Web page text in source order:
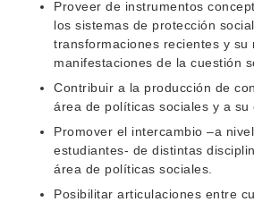
Proveer de instrumentos
los sistemas de protección
transformaciones recientes y su
manifestaciones de la cuestión
Contribuir a la producción de
área de políticas sociales y a su
Promover el intercambio –a
estudiantes- de distintas
área de políticas sociales.
Posibilitar articulaciones entre